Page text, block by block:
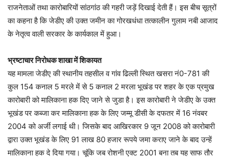
राजनेताओं तथा कारोबारियों सांठगांठ की गहरी जड़ें दिखाई देती हैं। इस बीच सूत्रों
का कहना है कि जेडीए की उक्त जमीन का गोरखधंधा तत्कालीन गुलाम नबी आजाद
के नेतृत्व वाली सरकार के कार्यकाल में हुआ।
भ्रष्टाचार निरोधक शाखा में शिकायत
यह मामला जेडीए की स्थानीय तहसील व गांव ढिल्ली स्थित खसरा नं0-781 की
कुल 154 कनाल 5 मरले में से 5 कनाल 2 मरला भूखंड पर शहर के एक प्रमुख
कारोबारी को मालिकाना हक दिए जाने से जुडा है। इस कारोबारी ने जेडीए के उक्त
भूखंड पर कब्जा कर मालिकाना हक के लिए जम्मू डीसी के दफतर में 16 नंवबर
2004 को अर्जी लगाई थी। जिसके बाद आखिरकार 9 जून 2008 को कारोबारी
द्वारा उक्त भूखंड के लिए 91 लाख 80 हजार रूपये जमा कराए जाने के बाद उन्हें
मालिकाना हक दे दिया गया। चूंकि जब रोशनी एक्ट 2001 बना तब यह साफ तौर